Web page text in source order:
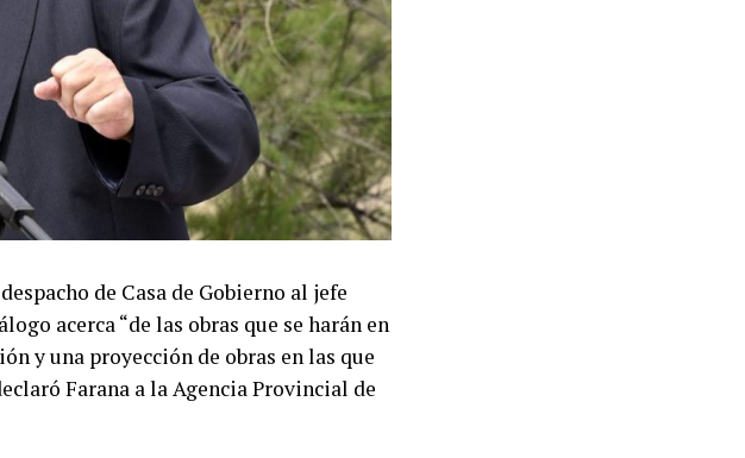
de Casa de Gobierno al jefe
acerca “de las obras que se harán en
y una proyección de obras en las que
Farana a la Agencia Provincial de